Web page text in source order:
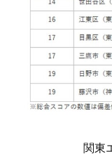
関東